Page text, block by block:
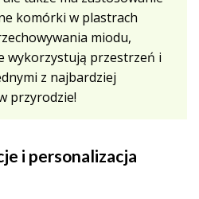
komórki w plastrach
miodu,
wykorzystują przestrzeń i
z najbardziej
przyrodzie!
i personalizacja